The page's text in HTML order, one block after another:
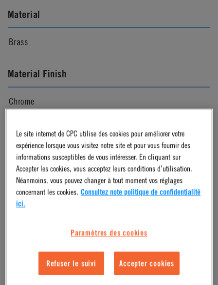
Material
Brass
Material Finish
Chrome
Pressure Range
Vacuum to 250 psi, 17.3 bar
Color
Mounting Option
Panel Mount
Le site internet de CPC utilise des cookies pour améliorer votre
expérience lorsque vous visitez notre site et pour vous fournir des
informations susceptibles de vous intéresser. En cliquant sur
Accepter les cookies, vous acceptez leurs conditions d’utilisation.
Néanmoins, vous pouvez changer à tout moment vos réglages
concernant les cookies. Consultez note politique de confidentialité
ici.
Paramètres des cookies
Refuser le suivi Accepter cookies